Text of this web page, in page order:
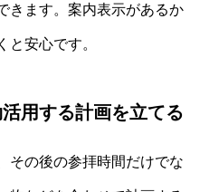
きます。案内表示があるか
と安心です。
用する計画を立てる
その後の参拝時間だけでな